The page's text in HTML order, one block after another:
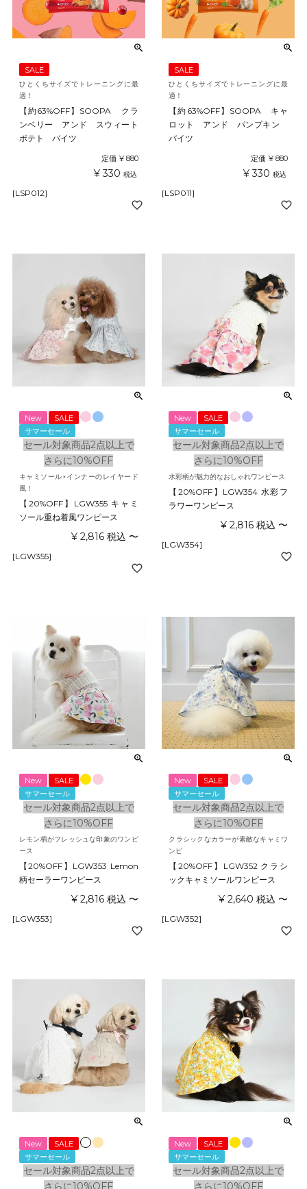
SALE
ひとくちサイズでトレーニングに最
適！
【約63%OFF】SOOPA クラ
ンベリー アンド スウィート
ポテト バイツ
定価 ¥ 880
¥ 330 税込
[LSP012]
SALE
ひとくちサイズでトレーニングに最
適！
【約63%OFF】SOOPA キャ
ロット アンド パンプキン
バイツ
定価 ¥ 880
¥ 330 税込
[LSP011]
New
SALE
サマーセール
セール対象商品2点以上で
さらに10%OFF
キャミソール×インナーのレイヤード
風！
【20%OFF】LGW355 キャミ
ソール重ね着風ワンピース
¥ 2,816 税込 〜
[LGW355]
New
SALE
サマーセール
セール対象商品2点以上で
さらに10%OFF
水彩柄が魅力的なおしゃれワンピース
【20%OFF】LGW354 水彩フ
ラワーワンピース
¥ 2,816 税込 〜
[LGW354]
New
SALE
サマーセール
セール対象商品2点以上で
さらに10%OFF
レモン柄がフレッシュな印象のワンピ
ース
【20%OFF】LGW353 Lemon
柄セーラーワンピース
¥ 2,816 税込 〜
[LGW353]
New
SALE
サマーセール
セール対象商品2点以上で
さらに10%OFF
クラシックなカラーが素敵なキャミワ
ンピ
【20%OFF】LGW352 クラシ
ックキャミソールワンピース
¥ 2,640 税込 〜
[LGW352]
New
SALE
サマーセール
セール対象商品2点以上で
さらに10%OFF
New
SALE
サマーセール
セール対象商品2点以上で
さらに10%OFF